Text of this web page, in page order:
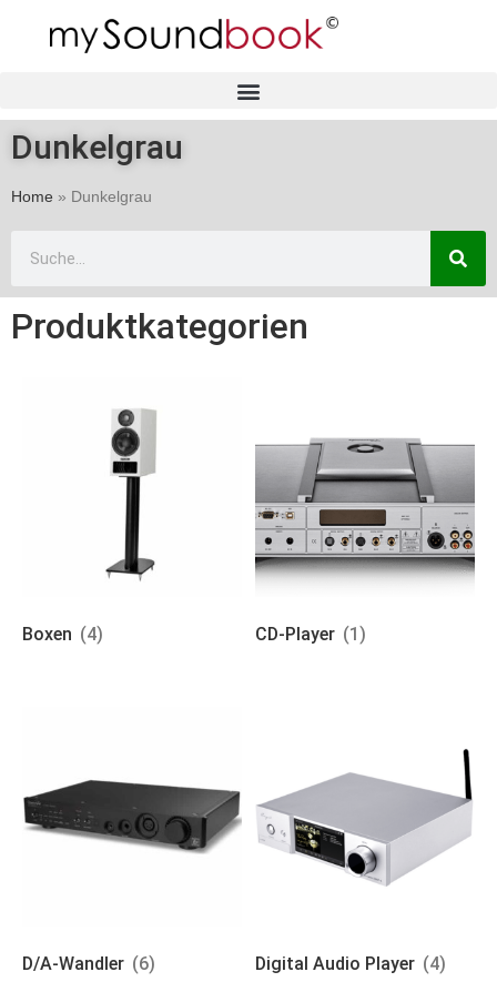
Dunkelgrau
Home » Dunkelgrau
Produktkategorien
Boxen (4) CD-Player (1)
D/A-Wandler (6) Digital Audio Player (4)